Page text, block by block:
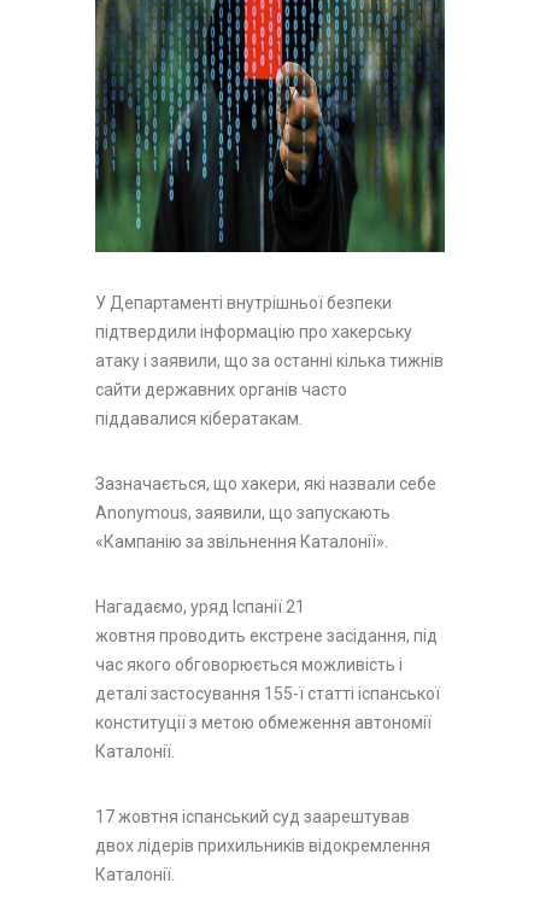
У Департаменті внутрішньої безпеки
підтвердили інформацію про хакерську
атаку і заявили, що за останні кілька тижнів
сайти державних органів часто
піддавалися кібератакам.
Зазначається, що хакери, які назвали себе
Anonymous, заявили, що запускають
«Кампанію за звільнення Каталонії».
Нагадаємо, уряд Іспанії 21
жовтня проводить екстрене засідання, під
час якого обговорюється можливість і
деталі застосування 155-ї статті іспанської
конституції з метою обмеження автономії
Каталонії.
17 жовтня іспанський суд заарештував
двох лідерів прихильників відокремлення
Каталонії.